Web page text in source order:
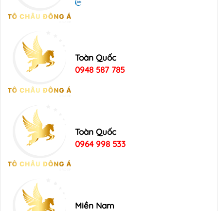
Toàn Quốc
0948 587 785
Toàn Quốc
0964 998 533
Miền Nam